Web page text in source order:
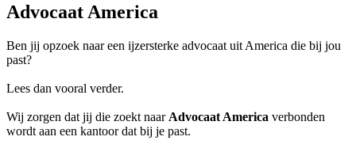
Advocaat America
Ben jij opzoek naar een ijzersterke advocaat uit America die bij jou
past?
Lees dan vooral verder.
Wij zorgen dat jij die zoekt naar Advocaat America verbonden
wordt aan een kantoor dat bij je past.